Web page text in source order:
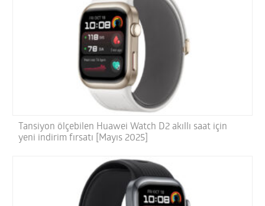
Tansiyon ölçebilen Huawei Watch D2 akıllı saat için
yeni indirim fırsatı [Mayıs 2025]